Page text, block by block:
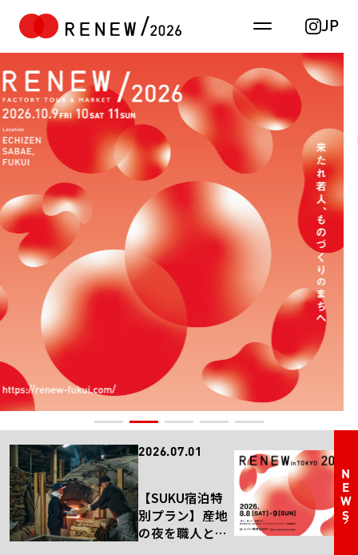
JP
TOP
お知らせ
重要
ALL
コンテンツ
ワークショップ
トークイベント
RENEW主催イベント
産地イベント
アクセス
公共交通機関でお越し
の方
車でお越しの方
かかわる
学ぶ
応援する
観光する
働く
RENEW in TOKYO 8月に開催
2026.07.01
【SUKU宿泊特
別プラン】産地
の夜を職人と楽
NEWS